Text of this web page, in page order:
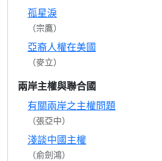
孤星淚
（宗鷹）
亞裔人權在美國
（麥立）
兩岸主權與聯合國
有關兩岸之主權問題
（張亞中）
淺談中國主權
（俞劍鴻）